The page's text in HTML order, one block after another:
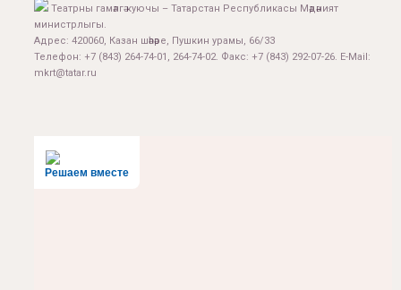
Театрны гамәлгә куючы – Татарстан Республикасы Мәдәният
министрлыгы.
Адрес: 420060, Казан шәһәре, Пушкин урамы, 66/33
Телефон: +7 (843) 264-74-01, 264-74-02. Факс: +7 (843) 292-07-26. E-Mail:
mkrt@tatar.ru
Решаем вместе